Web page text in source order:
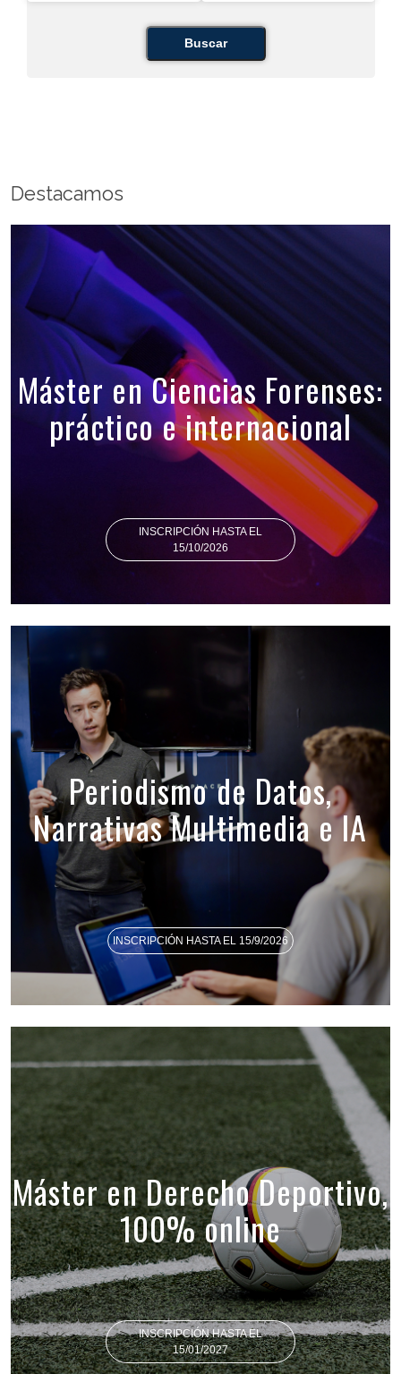
Buscar
Destacamos
Máster en Ciencias Forenses:
práctico e internacional
INSCRIPCIÓN HASTA EL
15/10/2026
Periodismo de Datos,
Narrativas Multimedia e IA
INSCRIPCIÓN HASTA EL 15/9/2026
Máster en Derecho Deportivo,
100% online
INSCRIPCIÓN HASTA EL
15/01/2027